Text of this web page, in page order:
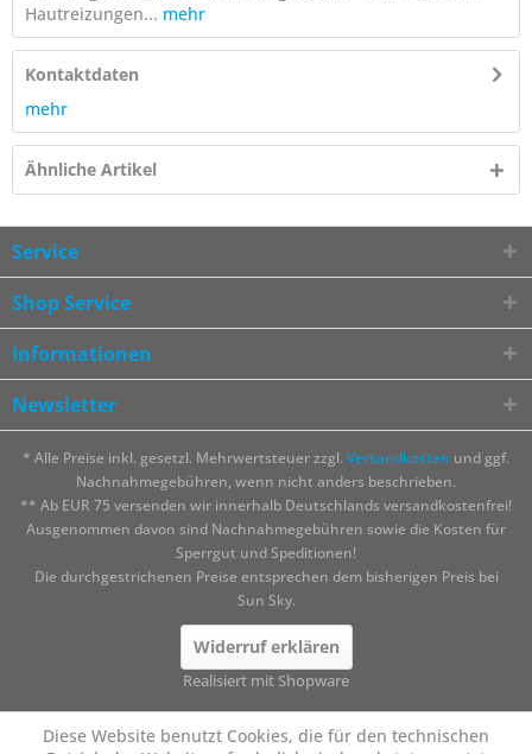
Hautreizungen... mehr
Kontaktdaten
mehr
Ähnliche Artikel
Service
Shop Service
Informationen
Newsletter
* Alle Preise inkl. gesetzl. Mehrwertsteuer zzgl. Versandkosten und ggf.
Nachnahmegebühren, wenn nicht anders beschrieben.
** Ab EUR 75 versenden wir innerhalb Deutschlands versandkostenfrei!
Ausgenommen davon sind Nachnahmegebühren sowie die Kosten für
Sperrgut und Speditionen!
Die durchgestrichenen Preise entsprechen dem bisherigen Preis bei
Sun Sky.
Widerruf erklären
Realisiert mit Shopware
Diese Website benutzt Cookies, die für den technischen